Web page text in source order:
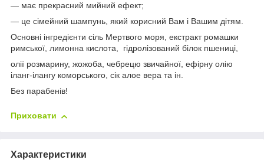
— має прекрасний мийний ефект;
— це сімейний шампунь, який корисний Вам і Вашим дітям.
Основні інгредієнти сіль Мертвого моря, екстракт ромашки
римської, лимонна кислота, гідролізований білок пшениці,
олії розмарину, жожоба, чебрецю звичайної, ефірну олію
іланг-ілангу коморського, сік алое вера та ін.
Без парабенів!
Приховати
Характеристики